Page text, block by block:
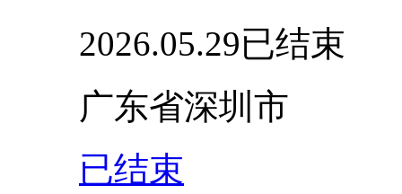
2026.05.29已结束
广东省深圳市
已结束